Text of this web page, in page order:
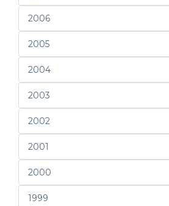
2006
2005
2004
2003
2002
2001
2000
1999